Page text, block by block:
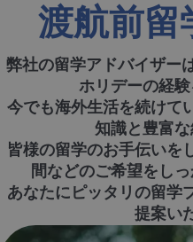
渡航前留
弊社の留学アドバイザー
ホリデーの経験
今でも海外生活を続けて
知識と豊富
皆様の留学のお手伝いを
間などのご希望をし
あなたにピッタリの留学
提案い